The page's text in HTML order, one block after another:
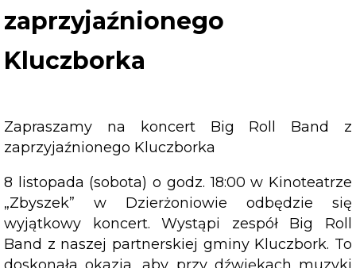
zaprzyjaźnionego
Kluczborka
Zapraszamy na koncert Big Roll Band z
zaprzyjaźnionego Kluczborka
8 listopada (sobota) o godz. 18:00 w Kinoteatrze
„Zbyszek” w Dzierżoniowie odbędzie się
wyjątkowy koncert. Wystąpi zespół Big Roll
Band z naszej partnerskiej gminy Kluczbork. To